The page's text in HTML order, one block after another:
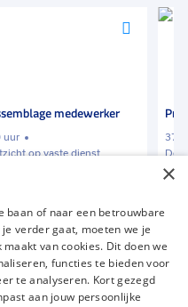
Voeg
medewerker
uur
op vaste dienst
37
€
ons
werkgevers
×
baan of naar een betrouwbare
verder gaat, moeten we je
van cookies. Dit doen we
functies te bieden voor
te analyseren. Kort gezegd
aan jouw persoonlijke